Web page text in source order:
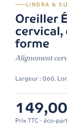
LINDRA &
Oreiller
cervical,
forme
Alignement
Largeur : 060,
Prix TTC · éco-